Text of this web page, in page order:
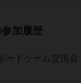
加履歴
ードゲーム交流会